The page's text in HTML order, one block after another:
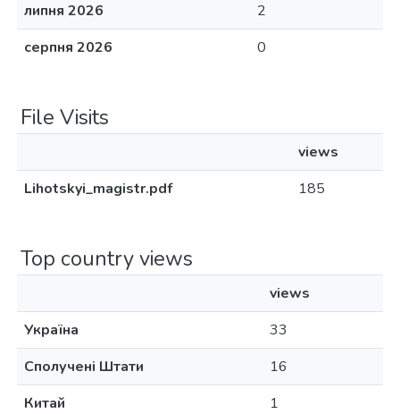
липня 2026
2
серпня 2026
0
File Visits
views
Lihotskyi_magistr.pdf
185
Top country views
views
Україна
33
Сполучені Штати
16
Китай
1